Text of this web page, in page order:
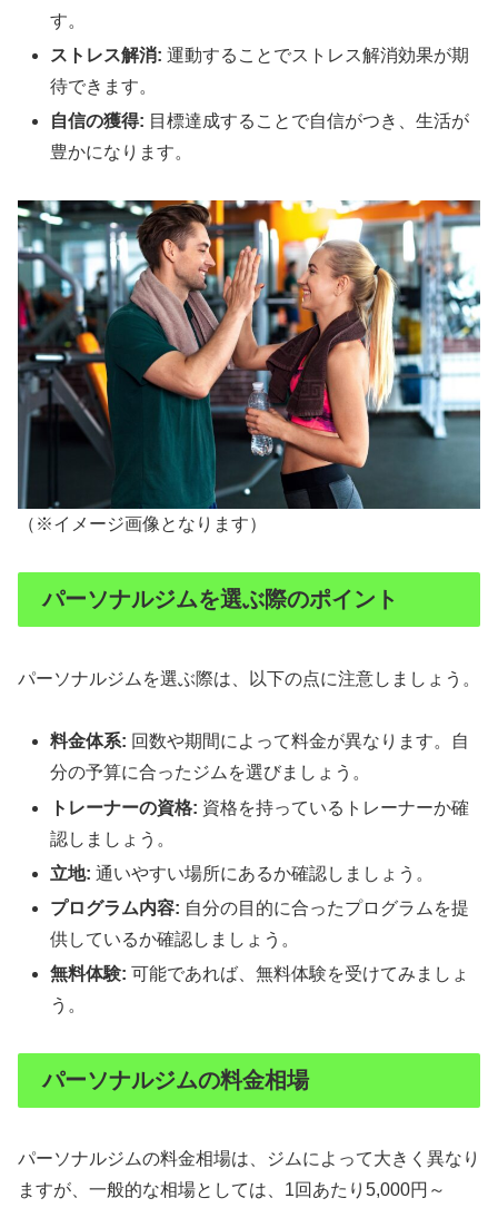
す。
ストレス解消: 運動することでストレス解消効果が期
待できます。
自信の獲得: 目標達成することで自信がつき、生活が
豊かになります。
（※イメージ画像となります）
パーソナルジムを選ぶ際のポイント
パーソナルジムを選ぶ際は、以下の点に注意しましょう。
料金体系: 回数や期間によって料金が異なります。自
分の予算に合ったジムを選びましょう。
トレーナーの資格: 資格を持っているトレーナーか確
認しましょう。
立地: 通いやすい場所にあるか確認しましょう。
プログラム内容: 自分の目的に合ったプログラムを提
供しているか確認しましょう。
無料体験: 可能であれば、無料体験を受けてみましょ
う。
パーソナルジムの料金相場
パーソナルジムの料金相場は、ジムによって大きく異なり
ますが、一般的な相場としては、1回あたり5,000円～